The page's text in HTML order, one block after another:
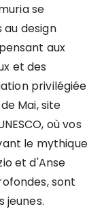
se
au design
aux
et des
privilégiée
Mai, site
où vos
le mythique
et d'Anse
sont
jeunes.